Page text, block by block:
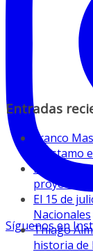
Síguenos en
Entradas
Franco
préstamo
La
proyecto
El 15 de
Nacionales
Thiago
historia de